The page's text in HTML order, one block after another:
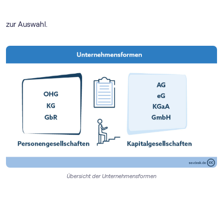
zur Auswahl.
Übersicht der Unternehmensformen